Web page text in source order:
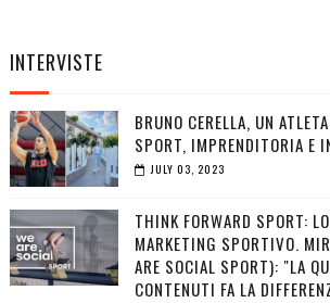
INTERVISTE
BRUNO CERELLA, UN
SPORT, IMPRENDITORIA E
JULY 03, 2023
THINK FORWARD SPORT:
MARKETING SPORTIVO.
ARE SOCIAL SPORT): "LA
CONTENUTI FA LA